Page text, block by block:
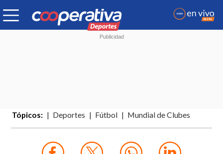
Tópicos: Deportes Fútbol Mundial de Clubes